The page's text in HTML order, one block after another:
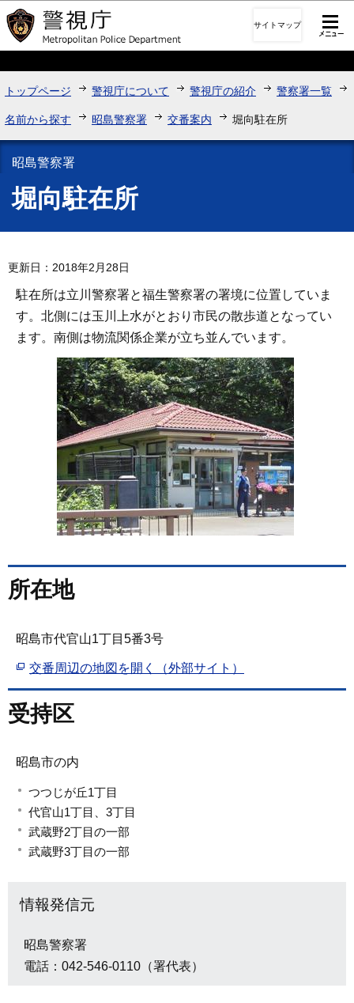
このページの本文へ移動
サイトマップ
トップページ 警視庁について 警視庁の紹介 警察署一覧
名前から探す 昭島警察署 交番案内 堀向駐在所
昭島警察署
堀向駐在所
更新日：2018年2月28日
駐在所は立川警察署と福生警察署の署境に位置していま
す。北側には玉川上水がとおり市民の散歩道となってい
ます。南側は物流関係企業が立ち並んでいます。
所在地
昭島市代官山1丁目5番3号
交番周辺の地図を開く（外部サイト）
受持区
昭島市の内
つつじが丘1丁目
代官山1丁目、3丁目
武蔵野2丁目の一部
武蔵野3丁目の一部
情報発信元
昭島警察署
電話：042-546-0110（署代表）